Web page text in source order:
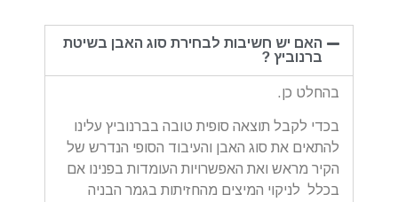
האם יש חשיבות לבחירת סוג האבן בשיטת
ברנוביץ ?
בהחלט כן.
בכדי לקבל תוצאה סופית טובה בברנוביץ עלינו
להתאים את סוג האבן והעיבוד הסופי הנדרש של
הקיר מראש ואת האפשרויות העומדות בפנינו אם
בכלל לניקוי המיצים מהחזיתות בגמר הבניה